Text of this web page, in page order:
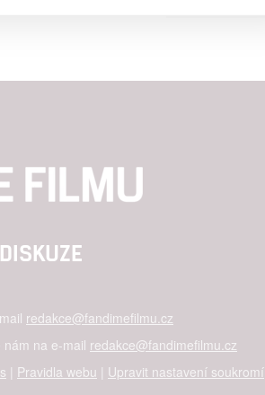
DISKUZE
redakce@fandimefilmu.cz
na e-mail redakce@fandimefilmu.cz
| Pravidla webu | Upravit nastavení soukromí

podvodů a odstraňování chyb,